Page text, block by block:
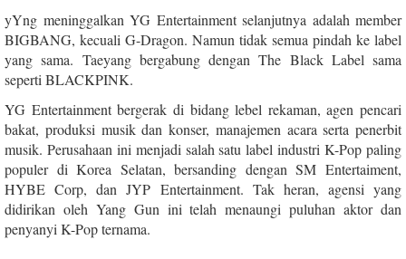
yYng meninggalkan YG Entertainment selanjutnya adalah member
BIGBANG, kecuali G-Dragon. Namun tidak semua pindah ke label
yang sama. Taeyang bergabung dengan The Black Label sama
seperti BLACKPINK.
YG Entertainment bergerak di bidang lebel rekaman, agen pencari
bakat, produksi musik dan konser, manajemen acara serta penerbit
musik. Perusahaan ini menjadi salah satu label industri K-Pop paling
populer di Korea Selatan, bersanding dengan SM Entertaiment,
HYBE Corp, dan JYP Entertainment. Tak heran, agensi yang
didirikan oleh Yang Gun ini telah menaungi puluhan aktor dan
penyanyi K-Pop ternama.